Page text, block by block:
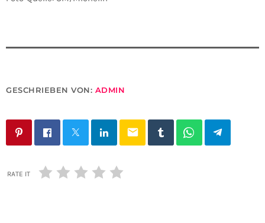
GESCHRIEBEN VON: ADMIN
email
RATE IT